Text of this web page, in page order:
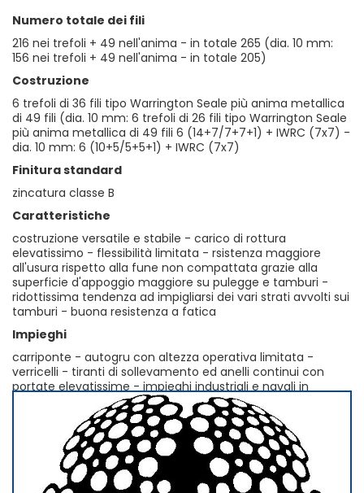
Numero totale dei fili
216 nei trefoli + 49 nell'anima - in totale 265 (dia. 10 mm:
156 nei trefoli + 49 nell'anima - in totale 205)
Costruzione
6 trefoli di 36 fili tipo Warrington Seale più anima metallica
di 49 fili (dia. 10 mm: 6 trefoli di 26 fili tipo Warrington Seale
più anima metallica di 49 fili 6 (14+7/7+7+1) + IWRC (7x7) -
dia. 10 mm: 6 (10+5/5+5+1) + IWRC (7x7)
Finitura standard
zincatura classe B
Caratteristiche
costruzione versatile e stabile - carico di rottura
elevatissimo - flessibilità limitata - rsistenza maggiore
all'usura rispetto alla fune non compattata grazie alla
superficie d'appoggio maggiore su pulegge e tamburi -
ridottissima tendenza ad impigliarsi dei vari strati avvolti sui
tamburi - buona resistenza a fatica
Impieghi
carriponte - autogru con altezza operativa limitata -
verricelli - tiranti di sollevamento ed anelli continui con
portate elevatissime - impieghi industriali e navali in
genere in cui è richiesta portata elevatissima rispetto al